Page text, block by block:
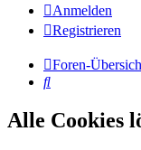
Anmelden
Registrieren
Foren-
Suche
Alle Cookies